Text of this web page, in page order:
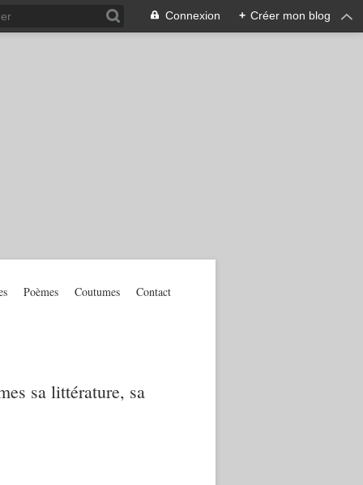
Connexion + Créer mon blog
sa littérature, sa
Poèmes Coutumes Contact